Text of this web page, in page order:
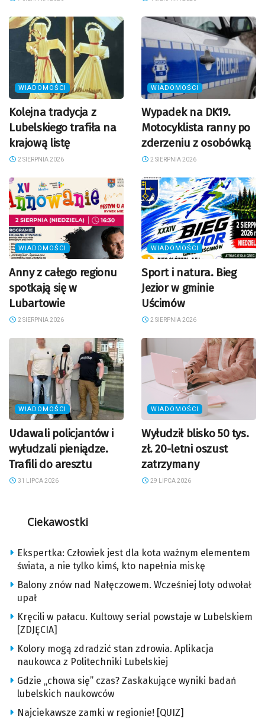
WIADOMOŚCI
Kolejna tradycja z
Lubelskiego trafiła na
krajową listę
2 SIERPNIA 2026
WIADOMOŚCI
Wypadek na DK19.
Motocyklista ranny po
zderzeniu z osobówką
2 SIERPNIA 2026
WIADOMOŚCI
Anny z całego regionu
spotkają się w
Lubartowie
2 SIERPNIA 2026
WIADOMOŚCI
Sport i natura. Bieg
Jezior w gminie
Uścimów
2 SIERPNIA 2026
WIADOMOŚCI
Udawali policjantów i
wyłudzali pieniądze.
Trafili do aresztu
31 LIPCA 2026
WIADOMOŚCI
Wyłudził blisko 50 tys.
zł. 20-letni oszust
zatrzymany
29 LIPCA 2026
Ciekawostki
Ekspertka: Człowiek jest dla kota ważnym elementem
świata, a nie tylko kimś, kto napełnia miskę
Balony znów nad Nałęczowem. Wcześniej loty odwołał
upał
Kręcili w pałacu. Kultowy serial powstaje w Lubelskiem
[ZDJĘCIA]
Kolory mogą zdradzić stan zdrowia. Aplikacja
naukowca z Politechniki Lubelskiej
Gdzie „chowa się” czas? Zaskakujące wyniki badań
lubelskich naukowców
Najciekawsze zamki w regionie! [QUIZ]